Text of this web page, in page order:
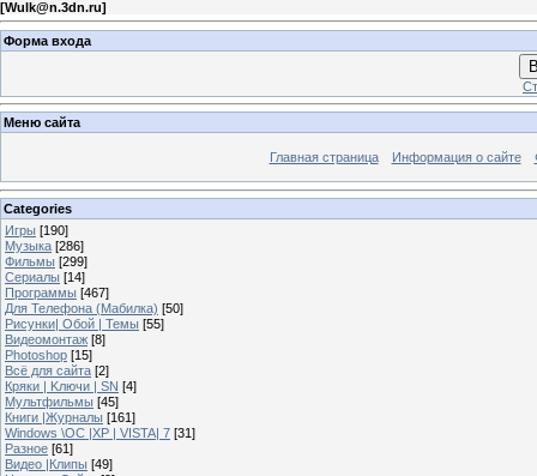
[Wulk@n.3dn.ru]
Форма входа
Меню сайта
Главная страница Информация о сайте
Categories
Игры [190]
Музыка [286]
Фильмы [299]
Сериалы [14]
Программы [467]
Для Телефона (Мабилка) [50]
Рисунки| Обой | Темы [55]
Видеомонтаж [8]
Photoshop [15]
Всё для сайта [2]
Кряки | Kлючи | SN [4]
Мультфильмы [45]
Книги |Журналы [161]
Windows \OC |XP | VISTA| 7 [31]
Разное [61]
Видео |Клипы [49]